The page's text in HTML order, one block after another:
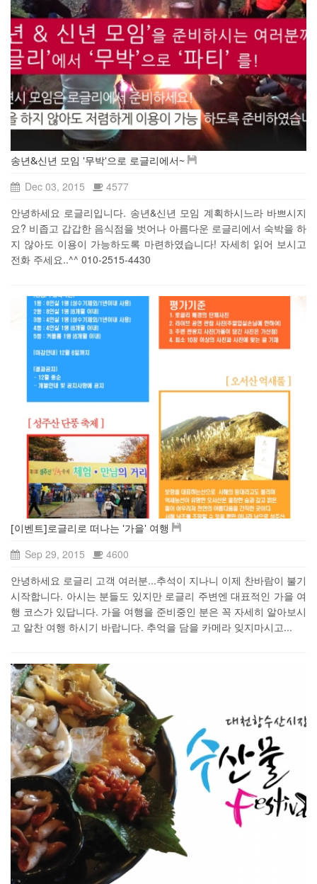
송년&신년 모임 '무박'으로 로글리에서~
Dec 03, 2015
4577
안녕하세요 로글리입니다. 송년&신년 모임 계획하시느라 바쁘시지
요? 비좁고 갑갑한 음식점을 벗어나 아름다운 로글리에서 숙박을 하
지 않아도 이용이 가능하도록 마련하였습니다! 자세히 읽어 보시고
전화 주세요..^^ 010-2515-4430
[이벤트]로글리로 떠나는 '가을' 여행
Sep 29, 2015
4600
안녕하세요 로글리 고객 여러분...추석이 지나니 이제 찬바람이 불기
시작합니다. 아시는 분들도 있지만 로글리 주변엔 대표적인 가을 여
행 코스가 있답니다. 가을 여행을 준비중인 분은 꼭 자세히 알아보시
고 알찬 여행 하시기 바랍니다. 추억을 담을 카메라 잊지마시고...